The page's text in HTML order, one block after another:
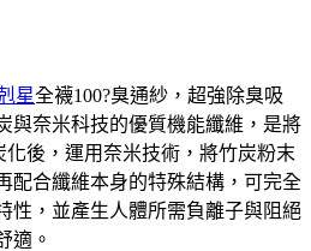
星全襪100?臭通紗，超強除臭吸
與奈米科技的優質機能纖維，是將
化後，運用奈米技術，將竹炭粉末
配合纖維本身的特殊結構，可完全
性，並產生人體所需負離子與阻絕
適。